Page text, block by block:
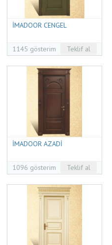
İMADOOR CENGEL
1145 gösterim Teklif al
İMADOOR AZADİ
1096 gösterim Teklif al